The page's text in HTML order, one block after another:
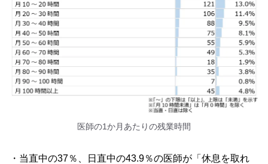
医師の1か月あたりの残業時間
・当直中の37％、日直中の43.9％の医師が「休息を取れ